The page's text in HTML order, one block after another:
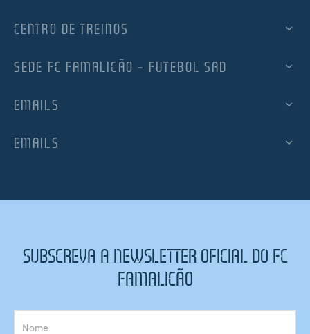
CENTRO DE TREINOS
SEDE FC FAMALICÃO – FUTEBOL SAD
EMAILS
EMAILS
SUBSCREVA A NEWSLETTER OFICIAL DO FC
FAMALICÃO
Subscrição